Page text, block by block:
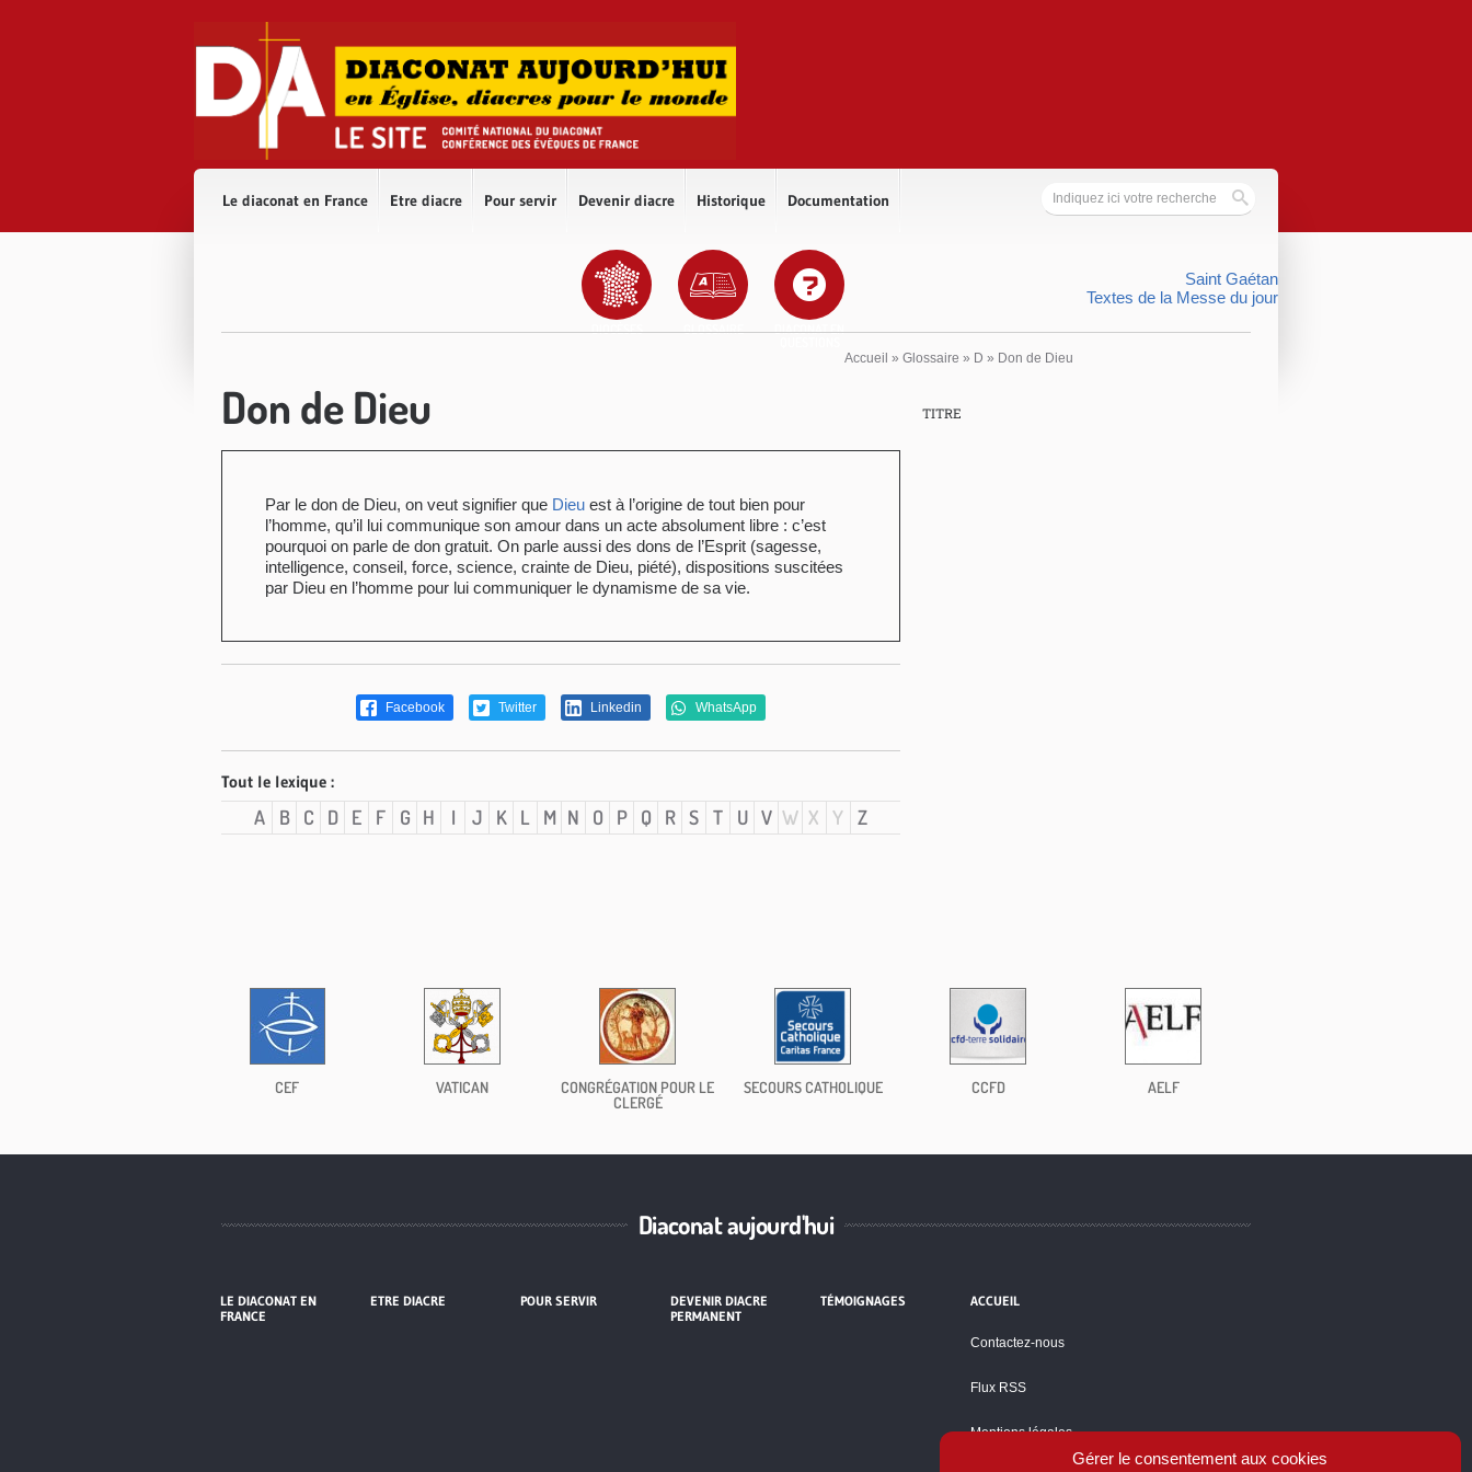
Gérer le consentement aux cookies
Le diaconat en France Etre diacre Pour servir Devenir diacre Historique Documentation
DIOCÈSES GLOSSAIRE
DIACONAT EN
Saint Gaétan
Textes de la Messe du jour
Accueil » Glossaire » D » Don de Dieu
Don de Dieu
Par le don de Dieu, on veut signifier que Dieu est à l’origine de tout bien pour
l’homme, qu’il lui communique son amour dans un acte absolument libre : c’est
pourquoi on parle de don gratuit. On parle aussi des dons de l’Esprit (sagesse,
intelligence, conseil, force, science, crainte de Dieu, piété), dispositions suscitées
par Dieu en l’homme pour lui communiquer le dynamisme de sa vie.
Facebook Twitter Linkedin WhatsApp
Tout le lexique :
A B C D E F G H I J K L M N O P Q R S T U V W X Y Z
TITRE
CEF VATICAN
CONGRÉGATION POUR LE
CLERGÉ
SECOURS CATHOLIQUE CCFD AELF
Diaconat aujourd'hui
LE DIACONAT EN
FRANCE
ETRE DIACRE POUR SERVIR
DEVENIR DIACRE
PERMANENT
TÉMOIGNAGES ACCUEIL
Contactez-nous
Flux RSS
Mentions légales